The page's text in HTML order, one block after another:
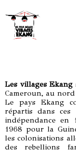
Les villages Ekang
Cameroun, au
Le pays Ekang
répartis dans
indépendance en
1968 pour la
les colonisations
des rebellions